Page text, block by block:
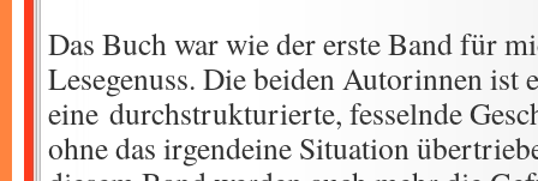
Das Buch war wie der erste Band für
Lesegenuss. Die beiden Autorinnen ist
eine durchstrukturierte, fesselnde
ohne das irgendeine Situation